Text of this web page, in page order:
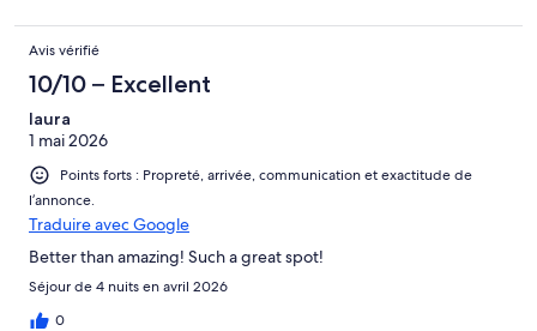
Avis vérifié
10/10 – Excellent
laura
1 mai 2026
Points forts : Propreté, arrivée, communication et exactitude de
l’annonce.
Traduire avec Google
Better than amazing! Such a great spot!
Séjour de 4 nuits en avril 2026
0